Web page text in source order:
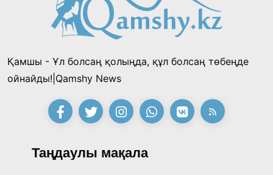
«Тектілер ту көтереді» байқауы өз
жеңімпаздарын анықтады
18:39, 23 Шілде 2026
Қонаев қаласының әкімі «Славян базары»
қабылдады
16:27, 23 Шілде 2026
Қазақ тіліндегі «құт» концептісінің
лингвомәдени сипаты
Қамшы - Ұл болсаң қолыңда, құл болсаң төбеңде
ойнайды!|Qamshy News
Таңдаулы мақала